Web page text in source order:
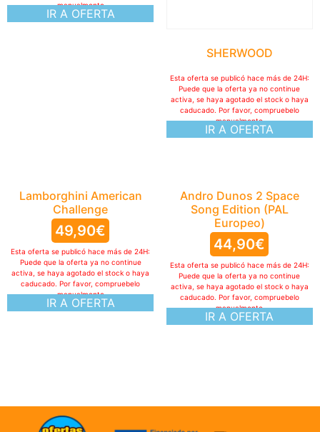
IR A OFERTA
manualmente
SHERWOOD
IR A OFERTA
Esta oferta se publicó hace más de 24H:
Puede que la oferta ya no continue
activa, se haya agotado el stock o haya
caducado. Por favor, compruebelo
manualmente
Lamborghini American
Challenge
49,90€
IR A OFERTA
Esta oferta se publicó hace más de 24H:
Puede que la oferta ya no continue
activa, se haya agotado el stock o haya
caducado. Por favor, compruebelo
manualmente
Andro Dunos 2 Space
Song Edition (PAL
Europeo)
44,90€
IR A OFERTA
Esta oferta se publicó hace más de 24H:
Puede que la oferta ya no continue
activa, se haya agotado el stock o haya
caducado. Por favor, compruebelo
manualmente